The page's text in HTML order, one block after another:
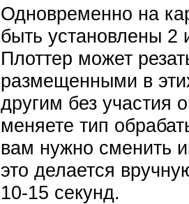
Одновременно на
быть установлены 2
Плоттер может
размещенными в
другим без участия
меняете тип
вам нужно сменить
это делается
10-15 секунд.